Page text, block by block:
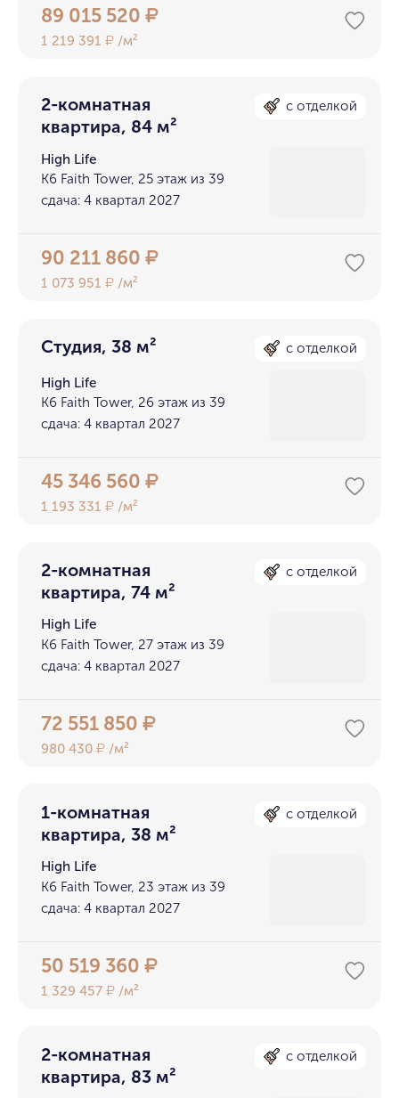
89 015 520₽
1 219 391₽ /м²
2-комнатная
квартира, 84 м²
с отделкой
High Life
K6 Faith Tower, 25 этаж из 39
сдача: 4 квартал 2027
90 211 860₽
1 073 951₽ /м²
Студия, 38 м² с отделкой
High Life
K6 Faith Tower, 26 этаж из 39
сдача: 4 квартал 2027
45 346 560₽
1 193 331₽ /м²
2-комнатная
квартира, 74 м²
с отделкой
High Life
K6 Faith Tower, 27 этаж из 39
сдача: 4 квартал 2027
72 551 850₽
980 430₽ /м²
1-комнатная
квартира, 38 м²
с отделкой
High Life
K6 Faith Tower, 23 этаж из 39
сдача: 4 квартал 2027
50 519 360₽
1 329 457₽ /м²
2-комнатная
квартира, 83 м²
с отделкой